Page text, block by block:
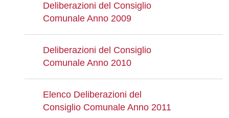
Deliberazioni del Consiglio
Comunale Anno 2009
Deliberazioni del Consiglio
Comunale Anno 2010
Elenco Deliberazioni del
Consiglio Comunale Anno 2011